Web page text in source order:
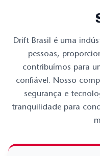
Drift Brasil é uma
pessoas,
contribuímos para
confiável. Nosso
segurança e
tranquilidade para